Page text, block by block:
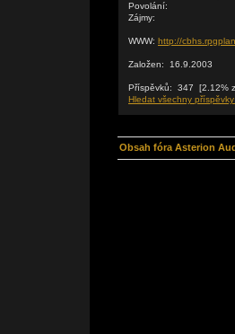
Povolání:
Zájmy:
WWW: http://
Založen: 16.9.2003
Příspěvků: 347 [2.12%
Hledat všechny
Obsah fóra Asterion